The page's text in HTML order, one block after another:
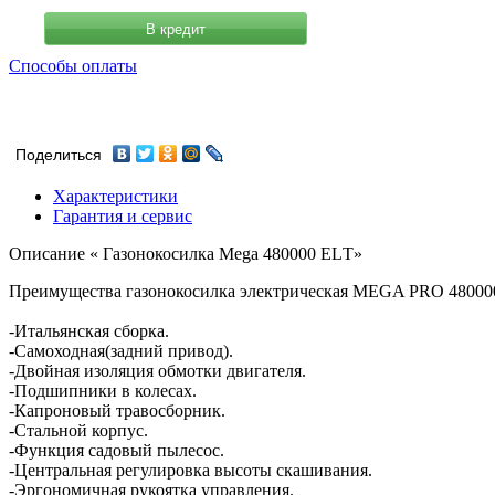
В кредит
Способы оплаты
Поделиться
Характеристики
Гарантия и сервис
Описание « Газонокосилка Mega 480000 ELТ»
Преимущества газонокосилка электрическая MEGA PRO
-Итальянская сборка.
-Самоходная(задний привод).
-Двойная изоляция обмотки двигателя.
-Подшипники в колесах.
-Капроновый травосборник.
-Стальной корпус.
-Функция садовый пылесос.
-Центральная регулировка высоты скашивания.
-Эргономичная рукоятка управления.